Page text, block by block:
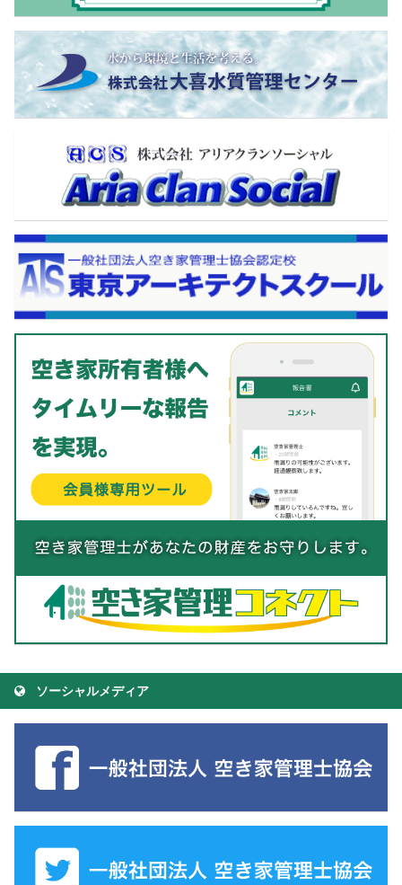
ソーシャルメディア